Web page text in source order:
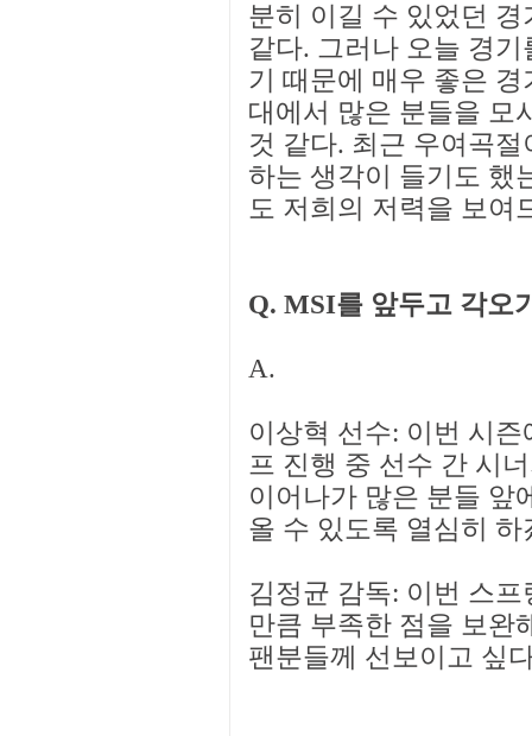
분히 이길 수 있었던
같다. 그러나 오늘 경
기 때문에 매우 좋은
대에서 많은 분들을 모
것 같다. 최근 우여곡
하는 생각이 들기도 했
도 저희의 저력을 보여
Q. MSI를 앞두고 각오
A.
이상혁 선수: 이번 시
프 진행 중 선수 간 시
이어나가 많은 분들 앞
올 수 있도록 열심히 하
김정균 감독: 이번 스
만큼 부족한 점을 보완
팬분들께 선보이고 싶